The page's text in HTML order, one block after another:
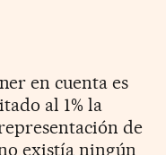
en cuenta es
al 1% la
de
existía ningún